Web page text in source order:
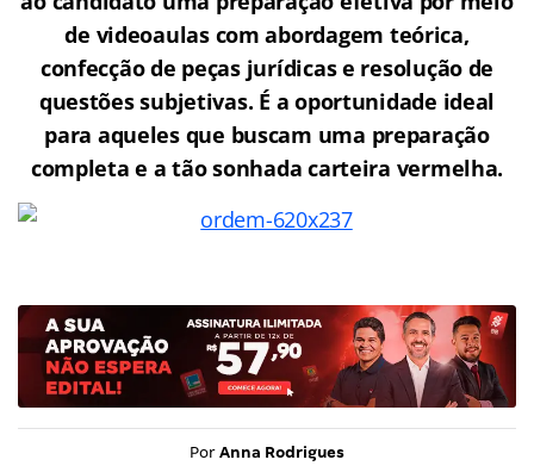
de videoaulas com abordagem teórica,
confecção de peças jurídicas e resolução de
questões subjetivas. É a oportunidade ideal
para aqueles que buscam uma preparação
completa e a tão sonhada carteira vermelha.
Por Anna Rodrigues